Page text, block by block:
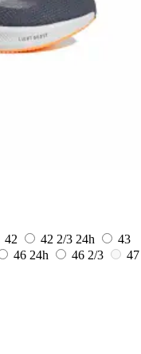
42 42 2/3 24h
43
46 24h 46 2/3
47